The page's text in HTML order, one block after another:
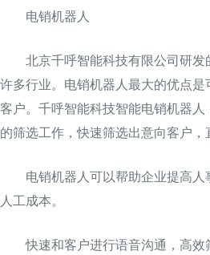
电销机器人
北京千呼智能科技有限公司研
许多行业。电销机器人最大的优点
客户。千呼智能科技智能电销机器
的筛选工作，快速筛选出意向客户，
电销机器人可以帮助企业提高
人工成本。
快速和客户进行语音沟通，高效